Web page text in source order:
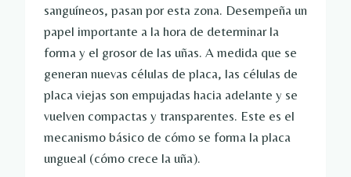
sanguíneos, pasan por esta zona. Desempeña un
papel importante a la hora de determinar la
forma y el grosor de las uñas. A medida que se
generan nuevas células de placa, las células de
placa viejas son empujadas hacia adelante y se
vuelven compactas y transparentes. Este es el
mecanismo básico de cómo se forma la placa
ungueal (cómo crece la uña).